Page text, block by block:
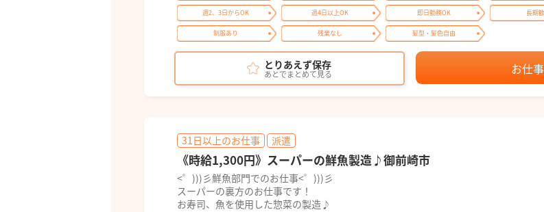
週2、3日からOK 週4日以上OK 即日勤務OK 長期
制服あり 残業なし 髪型・髪色自由
とりあえず保存
あとでまとめて見る お仕
31日以上のお仕事 派遣
《時給1,300円》スーパーの鮮魚製造♪御前崎市
<゜)))彡鮮魚部門でのお仕事<゜)))彡
スーパーの裏方のお仕事です！
お寿司、魚を使用した惣菜の製造♪